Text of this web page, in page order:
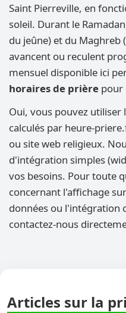
Saint Pierreville, en
soleil. Durant le
du jeûne) et du
avancent ou reculent
mensuel disponible ici
horaires de prière pour
Oui, vous pouvez utiliser
calculés par heure-
ou site web religieux.
d'intégration simples
vos besoins. Pour toute
concernant l'affichage
données ou l'intégration
contactez-nous
Articles sur la